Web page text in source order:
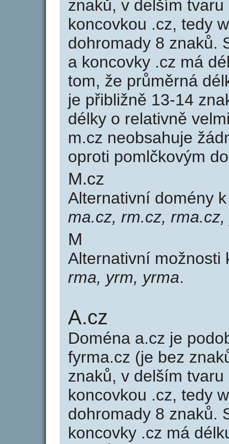
znaků, v delším
koncovkou .cz, tedy
dohromady 8 znaků.
a koncovky .cz má
tom, že průměrná
je přibližně 13-14
délky o relativně
m.cz neobsahuje
oproti pomlčkovým
M.cz
Alternativní domény
ma.cz, rm.cz,
M
Alternativní možnosti
rma, yrm, yrma.
A.cz
Doména a.cz je
fyrma.cz (je bez
znaků, v delším
koncovkou .cz, tedy
dohromady 8 znaků.
koncovky .cz má